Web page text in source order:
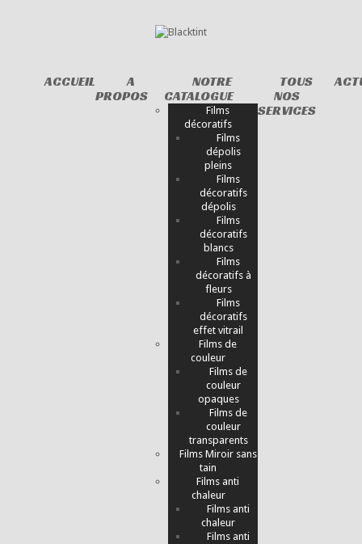
ACCUEIL
A
PROPOS
NOTRE
CATALOGUE
Films
décoratifs
Films
dépolis
pleins
Films
décoratifs
dépolis
Films
décoratifs
blancs
Films
décoratifs à
fleurs
Films
décoratifs
effet vitrail
Films de
couleur
Films de
couleur
opaques
Films de
couleur
transparents
Films Miroir sans
tain
Films anti
chaleur
Films anti
chaleur
Films anti
TOUS
NOS
SERVICES